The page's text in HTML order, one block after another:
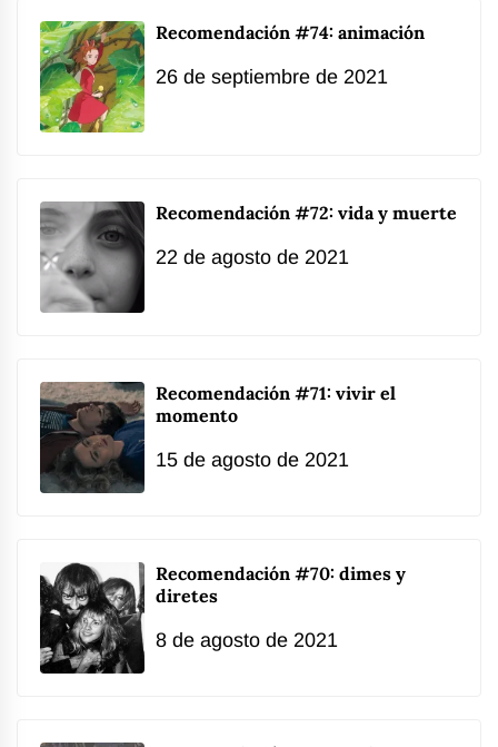
Recomendación #74: animación
26 de septiembre de 2021
Recomendación #72: vida y muerte
22 de agosto de 2021
Recomendación #71: vivir el
momento
15 de agosto de 2021
Recomendación #70: dimes y
diretes
8 de agosto de 2021